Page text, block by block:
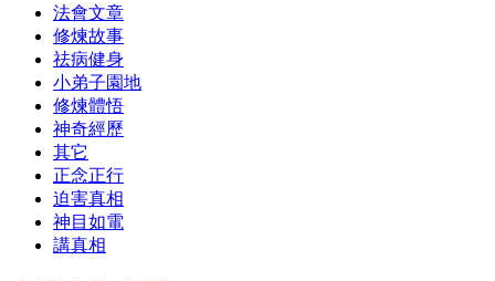
法會文章
修煉故事
祛病健身
小弟子園地
修煉體悟
神奇經歷
其它
正念正行
迫害真相
神目如電
講真相